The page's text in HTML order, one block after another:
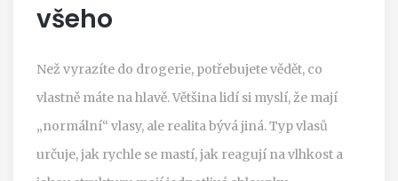
všeho
Než vyrazíte do drogerie, potřebujete vědět, co
vlastně máte na hlavě. Většina lidí si myslí, že mají
„normální“ vlasy, ale realita bývá jiná. Typ vlasů
určuje, jak rychle se mastí, jak reagují na vlhkost a